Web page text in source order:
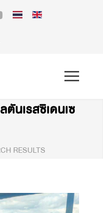
ตันเรสซิเดนเซ
RESULTS